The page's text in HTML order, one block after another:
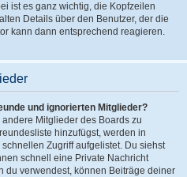
ist es ganz wichtig, die Kopfzeilen
Details über den Benutzer, der die
kann dann entsprechend reagieren.
und ignorierten Mitglieder?
Mitglieder des Boards zu
hinzufügst, werden in
Zugriff aufgelistet. Du siehst
schnell eine Private Nachricht
du verwendest, können Beiträge deiner